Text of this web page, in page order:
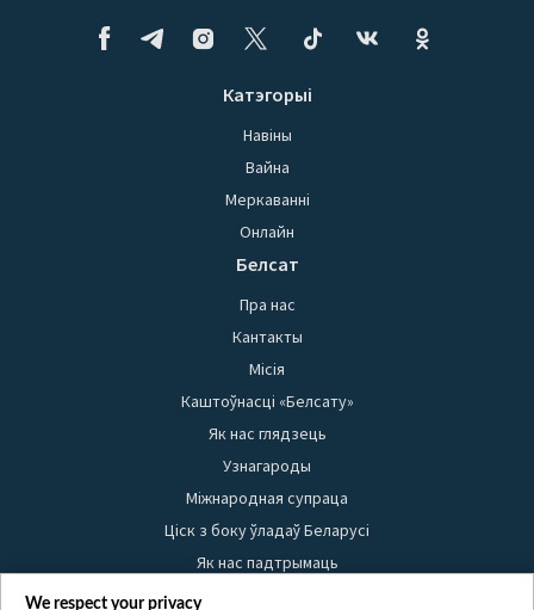
Катэгорыі
Навіны
Вайна
Меркаванні
Онлайн
Белсат
Пра нас
Кантакты
Місія
Каштоўнасці «Белсату»
Як нас глядзець
Узнагароды
Міжнародная супраца
Ціск з боку ўладаў Беларусі
Як нас падтрымаць
Правілы выкарыстання матэрыялаў
We respect your privacy